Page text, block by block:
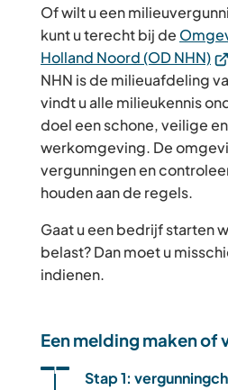
Of wilt u een
kunt u terecht bij de
Holland Noord (OD NHN)
NHN is de milieuafdeling
vindt u alle milieukennis
doel een schone, veilige
werkomgeving. De
vergunningen en
houden aan de regels.
Gaat u een bedrijf starten
belast? Dan moet u
indienen.
Een melding maken of
Stap 1:
Status: Actief
Opvolgingsnummer:
1